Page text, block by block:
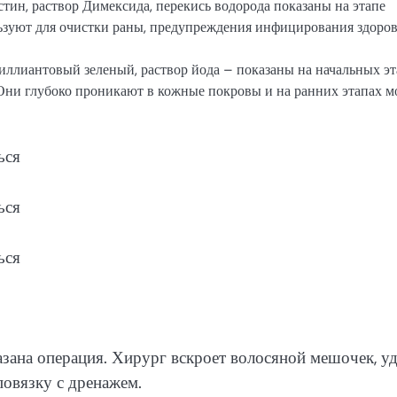
раствор Димексида, перекись водорода показаны на этапе
для очистки раны, предупреждения инфицирования
зеленый, раствор йода – показаны на начальных
глубоко проникают в кожные покровы и на ранних этапах
операция. Хирург вскроет волосяной мешочек,
с дренажем.